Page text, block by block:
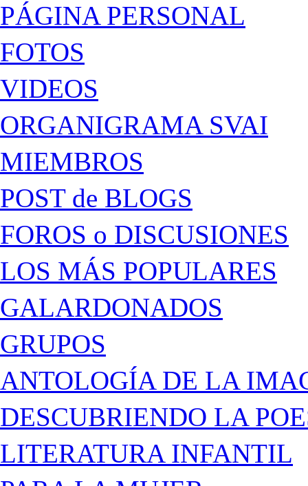
PÁGINA PERSONAL
FOTOS
VIDEOS
ORGANIGRAMA SVAI
MIEMBROS
POST de BLOGS
FOROS o DISCUSIONES
LOS MÁS POPULARES
GALARDONADOS
GRUPOS
ANTOLOGÍA DE LA
DESCUBRIENDO LA
LITERATURA INFANTIL